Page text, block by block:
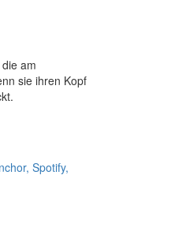
am
sie ihren Kopf